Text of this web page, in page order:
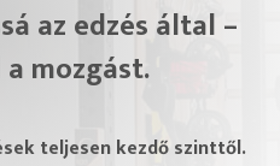
az edzés által –
mozgást.
teljesen kezdő szinttől.